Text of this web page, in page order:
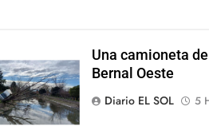
Una camioneta
Bernal Oeste
Diario EL SOL
5